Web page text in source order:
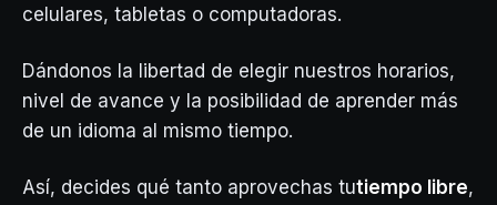
celulares, tabletas o computadoras.
Dándonos la libertad de elegir nuestros horarios,
nivel de avance y la posibilidad de aprender más
de un idioma al mismo tiempo.
Así, decides qué tanto aprovechas tutiempo libre,